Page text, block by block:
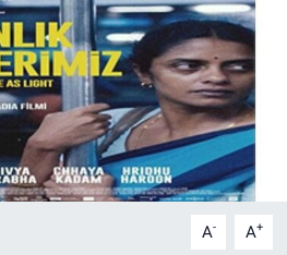
A- A+